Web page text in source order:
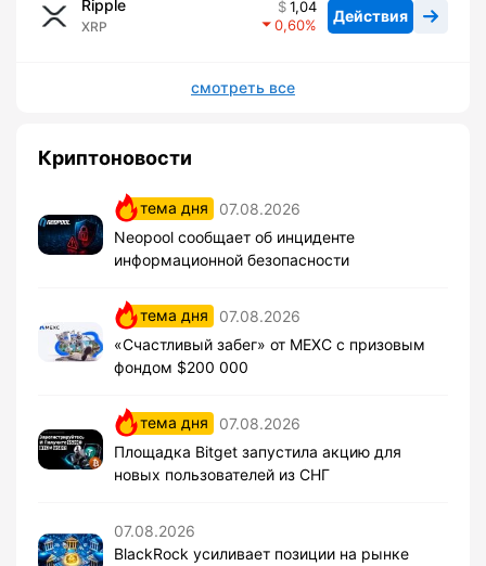
Ripple
XRP
1,04
0,60
Действия
смотреть все
Криптоновости
тема дня
07.08.2026
Neopool сообщает об инциденте
информационной безопасности
тема дня
07.08.2026
«Счастливый забег» от MEXC с призовым
фондом $200 000
тема дня
07.08.2026
Площадка Bitget запустила акцию для
новых пользователей из СНГ
07.08.2026
BlackRock усиливает позиции на рынке